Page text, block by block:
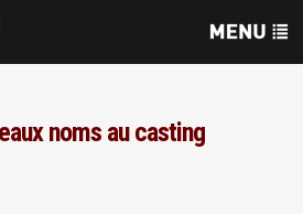
noms au casting